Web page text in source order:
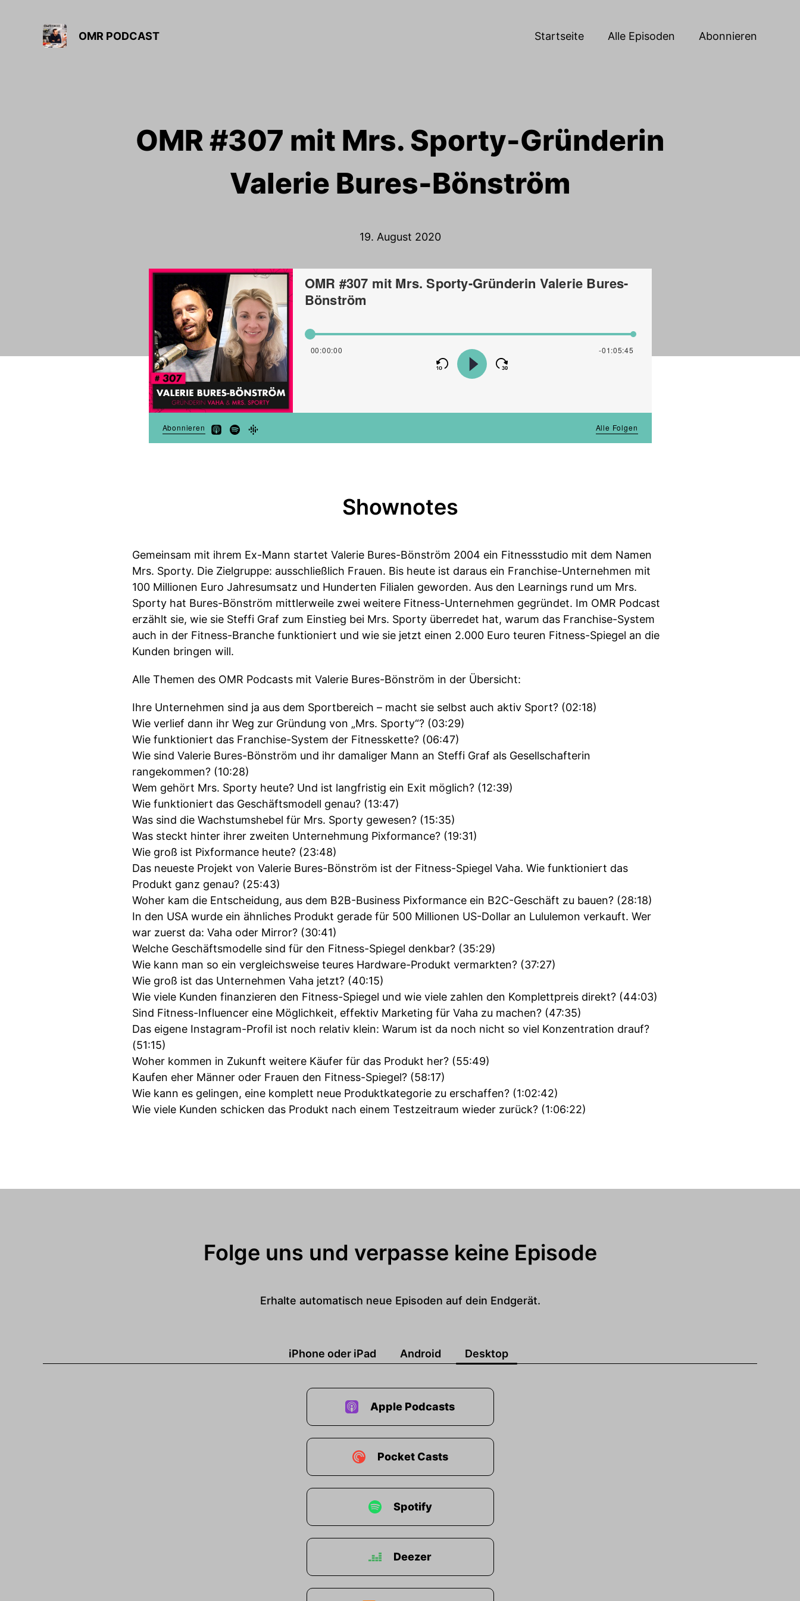
OMR PODCAST Startseite Alle Episoden Abonnieren
OMR #307 mit Mrs. Sporty-Gründerin
Valerie Bures-Bönström
19. August 2020
Shownotes
Gemeinsam mit ihrem Ex-Mann startet Valerie Bures-Bönström 2004 ein Fitnessstudio mit dem Namen
Mrs. Sporty. Die Zielgruppe: ausschließlich Frauen. Bis heute ist daraus ein Franchise-Unternehmen mit
100 Millionen Euro Jahresumsatz und Hunderten Filialen geworden. Aus den Learnings rund um Mrs.
Sporty hat Bures-Bönström mittlerweile zwei weitere Fitness-Unternehmen gegründet. Im OMR Podcast
erzählt sie, wie sie Steffi Graf zum Einstieg bei Mrs. Sporty überredet hat, warum das Franchise-System
auch in der Fitness-Branche funktioniert und wie sie jetzt einen 2.000 Euro teuren Fitness-Spiegel an die
Kunden bringen will.
Alle Themen des OMR Podcasts mit Valerie Bures-Bönström in der Übersicht:
Ihre Unternehmen sind ja aus dem Sportbereich – macht sie selbst auch aktiv Sport? (02:18)
Wie verlief dann ihr Weg zur Gründung von „Mrs. Sporty“? (03:29)
Wie funktioniert das Franchise-System der Fitnesskette? (06:47)
Wie sind Valerie Bures-Bönström und ihr damaliger Mann an Steffi Graf als Gesellschafterin
rangekommen? (10:28)
Wem gehört Mrs. Sporty heute? Und ist langfristig ein Exit möglich? (12:39)
Wie funktioniert das Geschäftsmodell genau? (13:47)
Was sind die Wachstumshebel für Mrs. Sporty gewesen? (15:35)
Was steckt hinter ihrer zweiten Unternehmung Pixformance? (19:31)
Wie groß ist Pixformance heute? (23:48)
Das neueste Projekt von Valerie Bures-Bönström ist der Fitness-Spiegel Vaha. Wie funktioniert das
Produkt ganz genau? (25:43)
Woher kam die Entscheidung, aus dem B2B-Business Pixformance ein B2C-Geschäft zu bauen? (28:18)
In den USA wurde ein ähnliches Produkt gerade für 500 Millionen US-Dollar an Lululemon verkauft. Wer
war zuerst da: Vaha oder Mirror? (30:41)
Welche Geschäftsmodelle sind für den Fitness-Spiegel denkbar? (35:29)
Wie kann man so ein vergleichsweise teures Hardware-Produkt vermarkten? (37:27)
Wie groß ist das Unternehmen Vaha jetzt? (40:15)
Wie viele Kunden finanzieren den Fitness-Spiegel und wie viele zahlen den Komplettpreis direkt? (44:03)
Sind Fitness-Influencer eine Möglichkeit, effektiv Marketing für Vaha zu machen? (47:35)
Das eigene Instagram-Profil ist noch relativ klein: Warum ist da noch nicht so viel Konzentration drauf?
(51:15)
Woher kommen in Zukunft weitere Käufer für das Produkt her? (55:49)
Kaufen eher Männer oder Frauen den Fitness-Spiegel? (58:17)
Wie kann es gelingen, eine komplett neue Produktkategorie zu erschaffen? (1:02:42)
Wie viele Kunden schicken das Produkt nach einem Testzeitraum wieder zurück? (1:06:22)
Folge uns und verpasse keine Episode
Erhalte automatisch neue Episoden auf dein Endgerät.
iPhone oder iPad Android Desktop
Apple Podcasts
Pocket Casts
Spotify
Deezer